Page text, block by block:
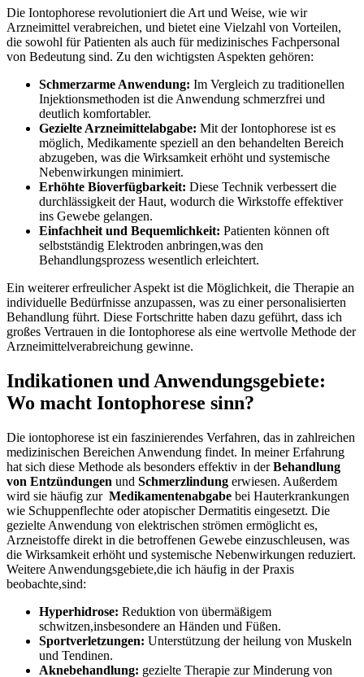
Die Iontophorese ‌revolutioniert die Art und Weise, wie ⁣wir​
Arzneimittel ‍verabreichen, und bietet ‍eine Vielzahl von Vorteilen,
die sowohl für ⁣Patienten als auch für medizinisches⁢ Fachpersonal⁤
von Bedeutung ‍sind.‍ Zu den wichtigsten ⁣Aspekten gehören:
Schmerzarme ‌Anwendung: Im Vergleich⁤ zu traditionellen
⁣Injektionsmethoden ist⁤ die Anwendung ⁤schmerzfrei und
deutlich⁢ komfortabler.
Gezielte Arzneimittelabgabe: Mit der ​Iontophorese ist es
möglich, ⁤Medikamente speziell ⁣an den behandelten Bereich
abzugeben, was die Wirksamkeit erhöht und systemische
Nebenwirkungen minimiert.
Erhöhte⁢ Bioverfügbarkeit: Diese⁣ Technik verbessert die
durchlässigkeit der⁢ Haut, wodurch die Wirkstoffe ⁣effektiver
ins Gewebe gelangen.
Einfachheit und Bequemlichkeit: ⁣Patienten​ können⁤ oft
selbstständig Elektroden anbringen,was den
‍Behandlungsprozess wesentlich erleichtert.
Ein ‌weiterer⁢ erfreulicher Aspekt ist ​die‍ Möglichkeit, die Therapie ⁤an
individuelle Bedürfnisse anzupassen, was⁣ zu einer personalisierten‌
Behandlung führt. ⁤Diese Fortschritte haben dazu geführt, dass ich
großes Vertrauen​ in die Iontophorese⁢ als eine wertvolle Methode‌ der
Arzneimittelverabreichung⁢ gewinne.
Indikationen und Anwendungsgebiete:
⁤Wo macht⁢ Iontophorese‍ sinn?
Die iontophorese⁣ ist‌ ein ‍faszinierendes ​Verfahren, das in zahlreichen
⁣medizinischen Bereichen ⁤Anwendung findet. In meiner Erfahrung
hat sich ‌diese Methode als‌ besonders effektiv in ⁣derBehandlung
von​ Entzündungen und Schmerzlindung erwiesen.⁣ Außerdem⁢
wird sie häufig zur ​ Medikamentenabgabe bei ⁣Hauterkrankungen
wie ‍Schuppenflechte oder atopischer ​Dermatitis eingesetzt. Die
gezielte Anwendung von ⁤elektrischen strömen ermöglicht‌ es,
Arzneistoffe direkt in die betroffenen ⁣Gewebe einzuschleusen,​ was
die Wirksamkeit erhöht und systemische Nebenwirkungen reduziert.
Weitere Anwendungsgebiete,die ich ⁤häufig in der Praxis
beobachte,sind:
Hyperhidrose: ‌Reduktion von übermäßigem
‌schwitzen,insbesondere an Händen und Füßen.
Sportverletzungen: Unterstützung der‌ heilung von Muskeln
und⁣ Tendinen.
Aknebehandlung: gezielte Therapie zur Minderung von